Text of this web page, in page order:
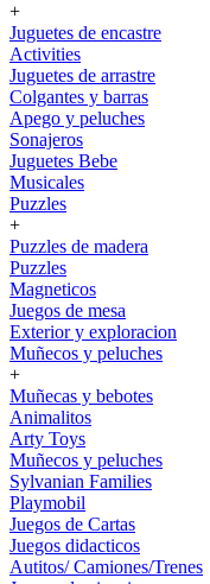
+
Juguetes de encastre
Activities
Juguetes de arrastre
Colgantes y barras
Apego y peluches
Sonajeros
Juguetes Bebe
Musicales
Puzzles
+
Puzzles de madera
Puzzles
Magneticos
Juegos de mesa
Exterior y exploracion
Muñecos y peluches
+
Muñecas y bebotes
Animalitos
Arty Toys
Muñecos y peluches
Sylvanian Families
Playmobil
Juegos de Cartas
Juegos didacticos
Autitos/ Camiones/Trenes